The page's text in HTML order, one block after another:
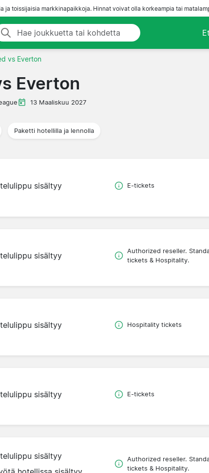
ja toissijaisia markkinapaikkoja. Hinnat voivat olla korkeampia tai
vs Everton
Everton
13 Maaliskuu 2027
Paketti hotellilla ja lennolla
sisältyy E-tickets
sisältyy
Authorized reseller.
tickets & Hospitality.
sisältyy Hospitality tickets
sisältyy E-tickets
sisältyy
Authorized reseller.
tickets & Hospitality.